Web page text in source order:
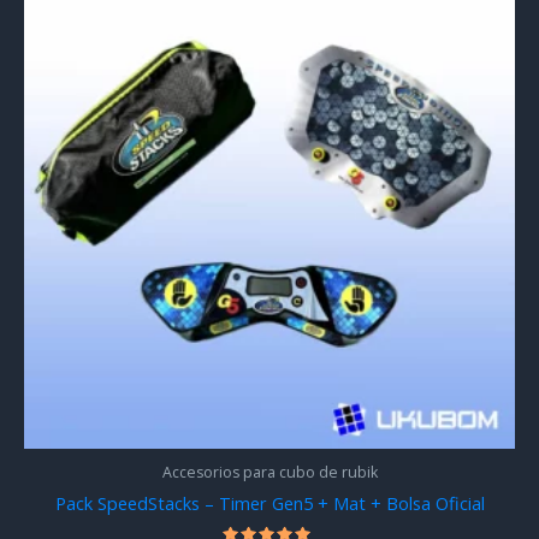
Accesorios para cubo de rubik
Pack SpeedStacks – Timer Gen5 + Mat + Bolsa Oficial